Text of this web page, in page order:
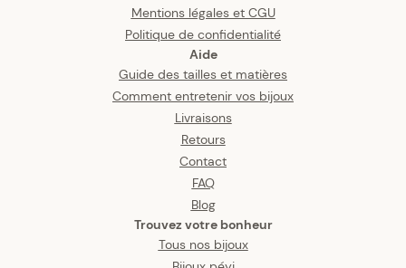
Mentions légales et CGU
Politique de confidentialité
Aide
Guide des tailles et matières
Comment entretenir vos bijoux
Livraisons
Retours
Contact
FAQ
Blog
Trouvez votre bonheur
Tous nos bijoux